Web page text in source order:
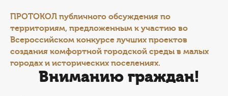
ПРОТОКОЛ публичного обсуждения по
территориям, предложенным к участию во
Всероссийском конкурсе лучших проектов
создания комфортной городской среды в малых
городах и исторических поселениях.
Вниманию граждан!